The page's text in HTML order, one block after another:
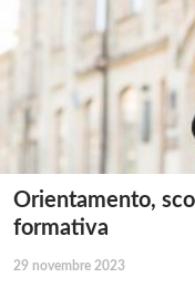
Orientamento,
formativa
29 novembre 2023